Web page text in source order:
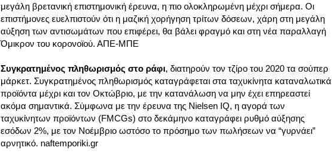
μεγάλη βρετανική επιστημονική έρευνα, η πιο ολοκληρωμένη μέχρι σήμερα. Οι
επιστήμονες ευελπιστούν ότι η μαζική χορήγηση τρίτων δόσεων, χάρη στη μεγάλη
αύξηση των αντισωμάτων που επιφέρει, θα βάλει φραγμό και στη νέα παραλλαγή
Όμικρον του κορονοϊού. ΑΠΕ-ΜΠΕ
Συγκρατημένος πληθωρισμός στο ράφι, διατηρούν τον τζίρο του 2020 τα σούπερ
μάρκετ. Συγκρατημένος πληθωρισμός καταγράφεται στα ταχυκίνητα καταναλωτικά
προϊόντα μέχρι και τον Οκτώβριο, με την κατανάλωση να μην έχει επηρεαστεί
ακόμα σημαντικά. Σύμφωνα με την έρευνα της Nielsen ΙQ, η αγορά των
ταχυκίνητων προϊόντων (FMCGs) στο δεκάμηνο καταγράφει ρυθμό αύξησης
εσόδων 2%, με τον Νοέμβριο ωστόσο το πρόσημο των πωλήσεων να “γυρνάει”
αρνητικό. naftemporiki.gr